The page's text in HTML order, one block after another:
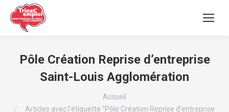
Pôle Création Reprise d’entreprise
Saint-Louis Agglomération
Accueil
Articles avec l’étiquette "Pôle Création Reprise d’entreprise